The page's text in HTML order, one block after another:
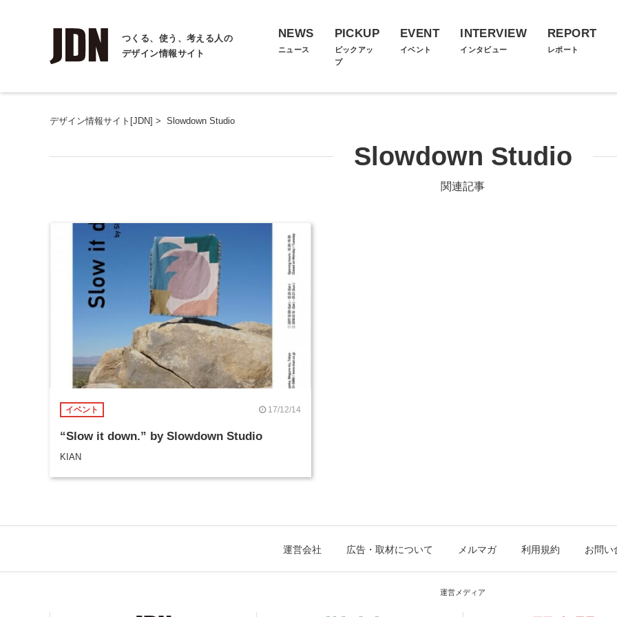
つくる、使う、考える人の
デザイン情報サイト
NEWS
ニュース
PICKUP
ピックアッ
プ
EVENT
イベント
INTERVIEW
インタビュー
REPORT
レポート
デザイン情報サイト[JDN] > Slowdown Studio
Slowdown Studio
関連記事
イベント 17/12/14
“Slow it down.” by Slowdown Studio
KIAN
運営会社 広告・取材について メルマガ 利用規約 お問い
運営メディア